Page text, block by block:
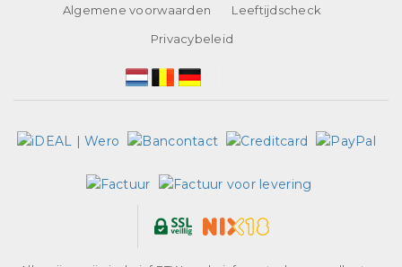
Algemene voorwaarden
Leeftijdscheck
Privacybeleid